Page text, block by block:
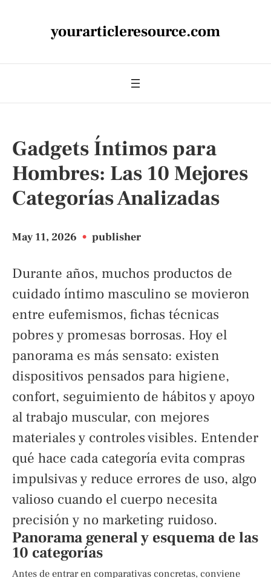
yourarticleresource.com
Gadgets Íntimos para
Hombres: Las 10 Mejores
Categorías Analizadas
May 11, 2026 • publisher
Durante años, muchos productos de
cuidado íntimo masculino se movieron
entre eufemismos, fichas técnicas
pobres y promesas borrosas. Hoy el
panorama es más sensato: existen
dispositivos pensados para higiene,
confort, seguimiento de hábitos y apoyo
al trabajo muscular, con mejores
materiales y controles visibles. Entender
qué hace cada categoría evita compras
impulsivas y reduce errores de uso, algo
valioso cuando el cuerpo necesita
precisión y no marketing ruidoso.
Panorama general y esquema de las
10 categorías
Antes de entrar en comparativas concretas, conviene